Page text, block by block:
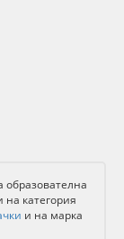
на категория
и на марка